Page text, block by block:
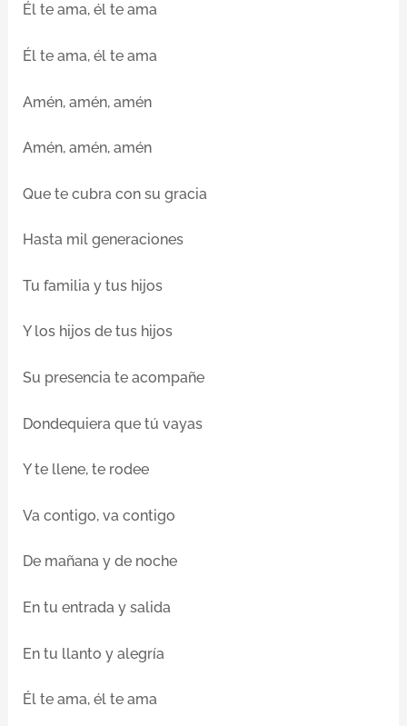
Él te ama, él te ama
Él te ama, él te ama
Amén, amén, amén
Amén, amén, amén
Que te cubra con su gracia
Hasta mil generaciones
Tu familia y tus hijos
Y los hijos de tus hijos
Su presencia te acompañe
Dondequiera que tú vayas
Y te llene, te rodee
Va contigo, va contigo
De mañana y de noche
En tu entrada y salida
En tu llanto y alegría
Él te ama, él te ama